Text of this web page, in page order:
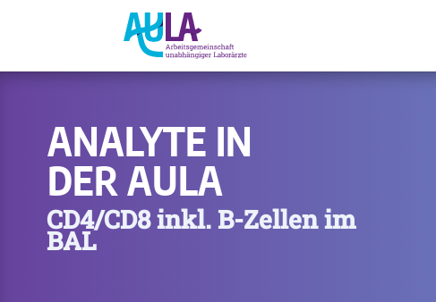
ANALYTE IN
DER AULA
CD4/CD8 inkl. B-Zellen im
BAL